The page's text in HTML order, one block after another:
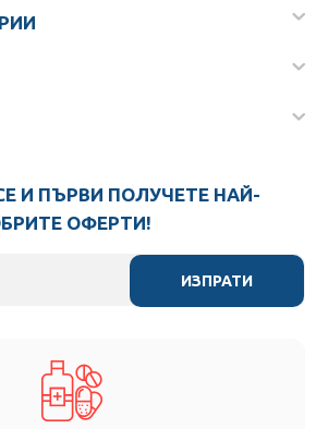
И ПЪРВИ ПОЛУЧЕТЕ НАЙ-
ОФЕРТИ!
ИЗПРАТИ